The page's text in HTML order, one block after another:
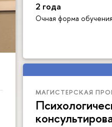
2 года
Очная форма обучения
МАГИСТЕРСКАЯ